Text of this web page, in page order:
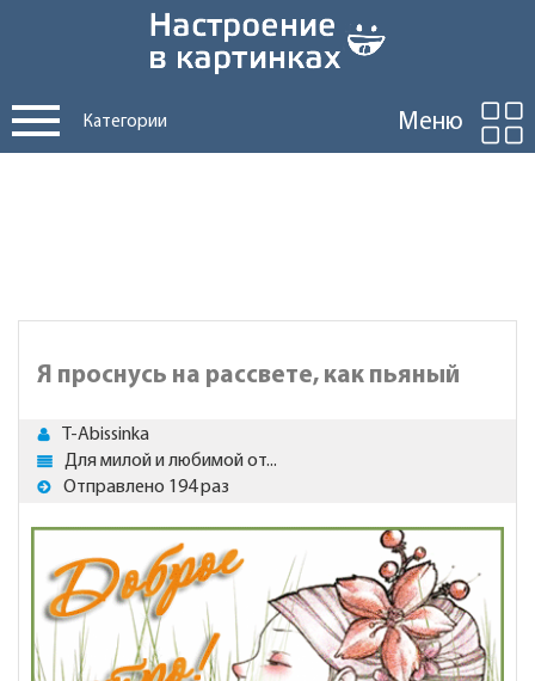
Категории Меню
Я проснусь на рассвете, как пьяный
T-Abissinka
Для милой и любимой от...
Отправлено 194 раз